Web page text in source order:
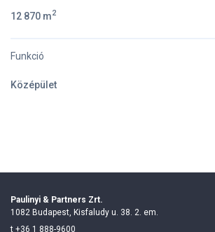
12 870 m2
Funkció
Középület
Paulinyi & Partners Zrt.
1082 Budapest, Kisfaludy u. 38. 2. em.
t +36 1 888-9600